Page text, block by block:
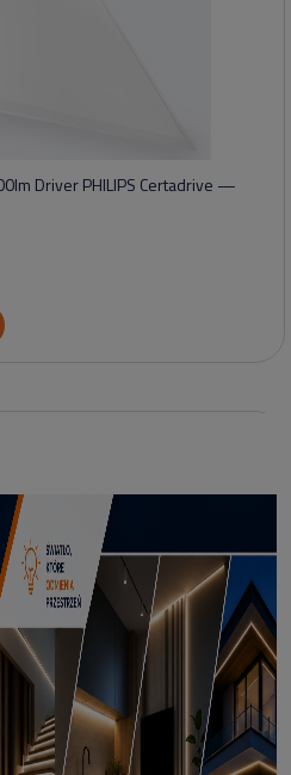
Driver PHILIPS Certadrive —
czarny 3m